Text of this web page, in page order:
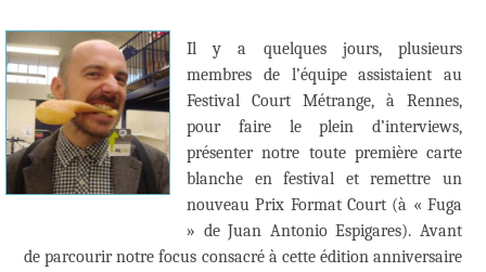
Il y a quelques jours, plusieurs
membres de l’équipe assistaient au
Festival Court Métrange, à Rennes,
pour faire le plein d’interviews,
présenter notre toute première carte
blanche en festival et remettre un
nouveau Prix Format Court (à « Fuga
» de Juan Antonio Espigares). Avant
de parcourir notre focus consacré à cette édition anniversaire